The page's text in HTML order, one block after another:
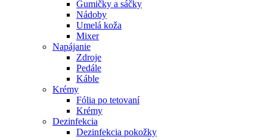
Gumičky a sáčky
Nádoby
Umelá koža
Mixer
Napájanie
Zdroje
Pedále
Káble
Krémy
Fólia po tetovaní
Krémy
Dezinfekcia
Dezinfekcia pokožky